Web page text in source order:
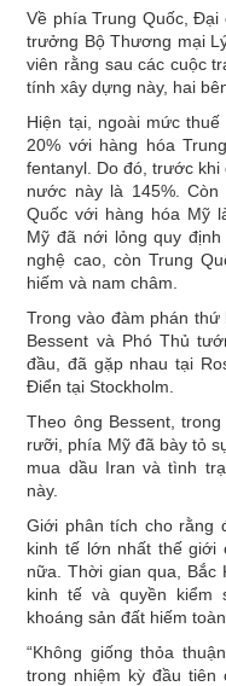
Về phía Trung Quốc,
trưởng Bộ Thương mại
viên rằng sau các cuộc
tính xây dựng này, hai
Hiện tại, ngoài mức
20% với hàng hóa
fentanyl. Do đó, trước
nước này là 145%.
Quốc với hàng hóa Mỹ
Mỹ đã nới lỏng quy
nghệ cao, còn Trung
hiếm và nam châm.
Trong vào đàm phán
Bessent và Phó Thủ
đầu, đã gặp nhau tại
Điển tại Stockholm.
Theo ông Bessent,
rưỡi, phía Mỹ đã bày tỏ
mua dầu Iran và tình
này.
Giới phân tích cho rằng
kinh tế lớn nhất thế giới
nữa. Thời gian qua, Bắc
kinh tế và quyền kiểm
khoáng sản đất hiếm
“Không giống thỏa
trong nhiệm kỳ đầu tiên